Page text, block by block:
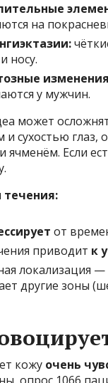
на
носу.
у мужчин.
может
и сухостью
ячменём. Если
течения:
от
приводит к
локализация —
другие зоны
кожу очень